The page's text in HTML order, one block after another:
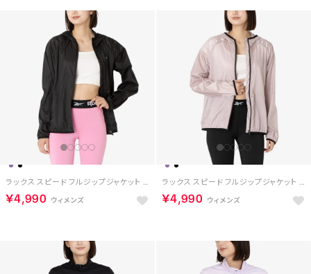
ラックス スピード フルジップジャケット / LUX SPEED FULL ZIP JACKET （ブラック）
￥4,990
ラックス スピード フルジップジャケット / LUX SPEED FULL ZIP JACKET （モーブ）
￥4,990